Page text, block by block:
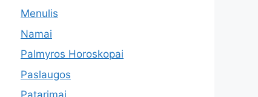
Menulis
Namai
Palmyros Horoskopai
Paslaugos